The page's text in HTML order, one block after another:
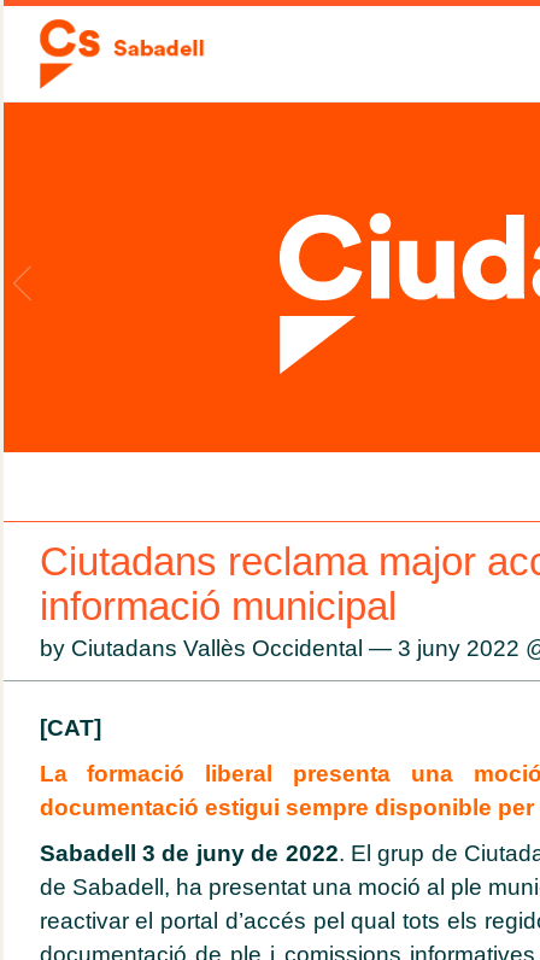
Ciutadans reclama major
informació municipal
by Ciutadans Vallès Occidental — 3 juny 2022
[CAT]
La formació liberal presenta una
documentació estigui sempre disponible
Sabadell 3 de juny de 2022. El grup de
de Sabadell, ha presentat una moció al ple
reactivar el portal d’accés pel qual tots els
documentació de ple i comissions informatives